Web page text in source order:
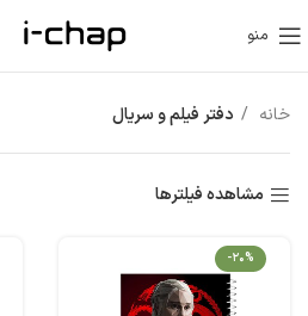
منو
خانه دفتر فیلم و سریال
مشاهده فیلترها
-20%